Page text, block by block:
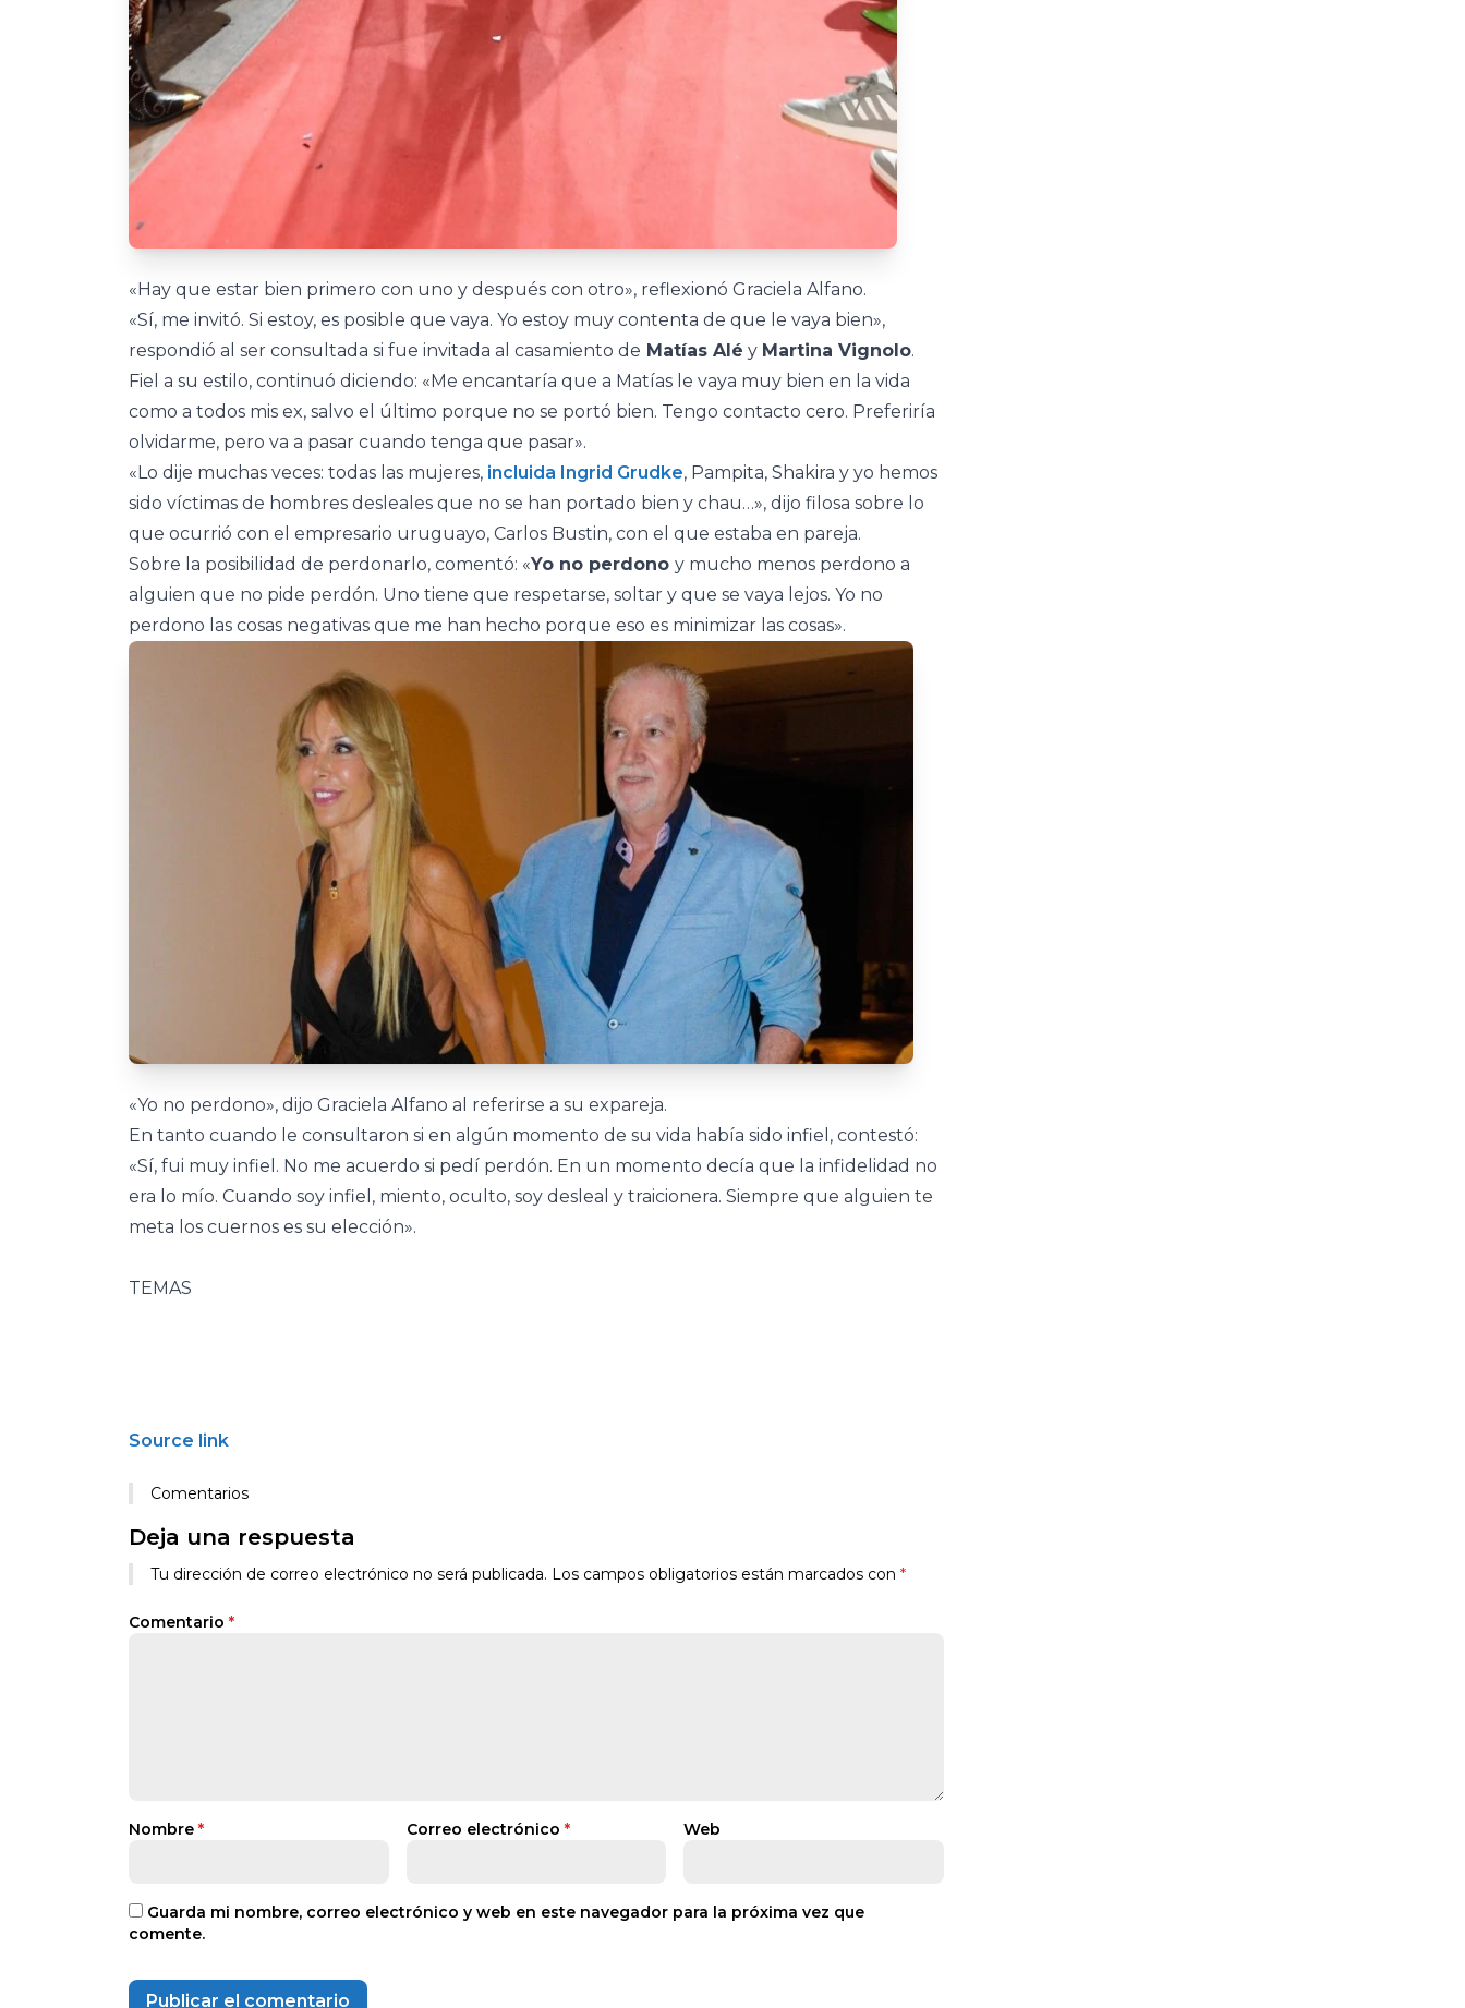
«Hay que estar bien primero con uno y después con otro», reflexionó Graciela Alfano.
«Sí, me invitó. Si estoy, es posible que vaya. Yo estoy muy contenta de que le vaya bien»,
respondió al ser consultada si fue invitada al casamiento de Matías Alé y Martina Vignolo.
Fiel a su estilo, continuó diciendo: «Me encantaría que a Matías le vaya muy bien en la vida
como a todos mis ex, salvo el último porque no se portó bien. Tengo contacto cero. Preferiría
olvidarme, pero va a pasar cuando tenga que pasar».
«Lo dije muchas veces: todas las mujeres, incluida Ingrid Grudke, Pampita, Shakira y yo hemos
sido víctimas de hombres desleales que no se han portado bien y chau…», dijo filosa sobre lo
que ocurrió con el empresario uruguayo, Carlos Bustin, con el que estaba en pareja.
Sobre la posibilidad de perdonarlo, comentó: «Yo no perdono y mucho menos perdono a
alguien que no pide perdón. Uno tiene que respetarse, soltar y que se vaya lejos. Yo no
perdono las cosas negativas que me han hecho porque eso es minimizar las cosas».
«Yo no perdono», dijo Graciela Alfano al referirse a su expareja.
En tanto cuando le consultaron si en algún momento de su vida había sido infiel, contestó:
«Sí, fui muy infiel. No me acuerdo si pedí perdón. En un momento decía que la infidelidad no
era lo mío. Cuando soy infiel, miento, oculto, soy desleal y traicionera. Siempre que alguien te
meta los cuernos es su elección».
TEMAS
Source link
Comentarios
Deja una respuesta
Tu dirección de correo electrónico no será publicada. Los campos obligatorios están marcados con *
Comentario *
Nombre * Correo electrónico * Web
Guarda mi nombre, correo electrónico y web en este navegador para la próxima vez que
comente.